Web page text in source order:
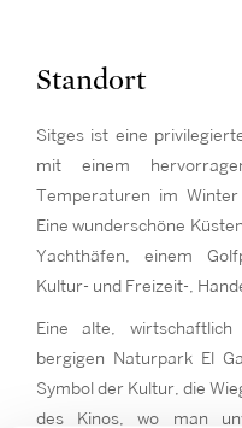
Standort
Sitges ist eine
mit einem
Temperaturen im
Eine wunderschöne
Yachthäfen, einem
Kultur- und Freizeit-,
Eine alte,
bergigen Naturpark El
Symbol der Kultur, die
des Kinos, wo man